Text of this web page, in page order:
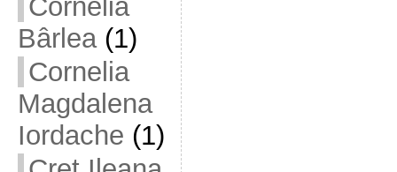
Cornelia
Bârlea(1)
Cornelia
Magdalena
Iordache (1)